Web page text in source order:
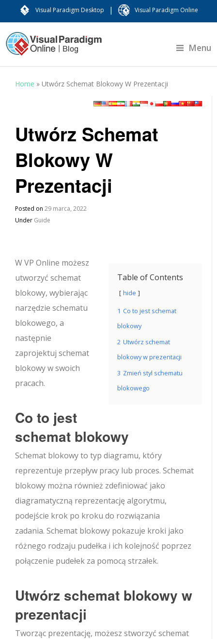
Visual Paradigm Desktop | Visual Paradigm Online
Menu
Home »Utwórz Schemat Blokowy W Prezentacji
Utwórz Schemat
Blokowy W
Prezentacji
Posted on29 marca, 2022
Under Guide
Table of Contents
hide
1 Co to jest schemat
blokowy
2 Utwórz schemat
blokowy w prezentacji
3 Zmień styl schematu
blokowego
W VP Online możesz
utworzyć schemat
blokowy, wybierając
narzędzie schematu
blokowego, a
następnie
zaprojektuj schemat
blokowy w swoich
pracach.
Co to jest
schemat blokowy
Schemat blokowy to typ diagramu, który
reprezentuje przepływ pracy lub proces. Schemat
blokowy można również zdefiniować jako
diagramatyczną reprezentację algorytmu,
podejście krok po kroku do rozwiązania
zadania.Schemat blokowy pokazuje kroki jako
różnego rodzaju pudełka i ich kolejność poprzez
połączenie pudełek za pomocą strzałek.
Utwórz schemat blokowy w
prezentacji
Tworząc prezentację, możesz stworzyć schemat